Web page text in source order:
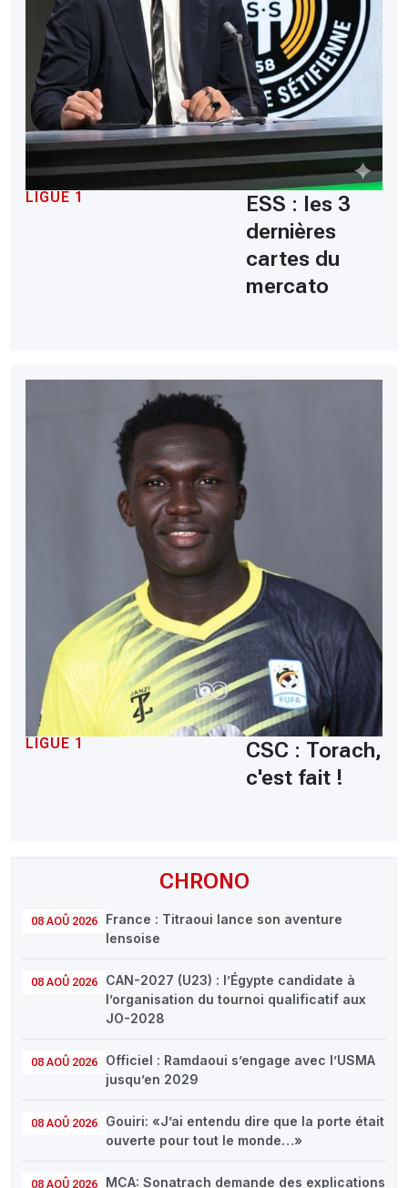
CHRONO
08 AOÛ 2026
France : Titraoui lance son aventure
lensoise
08 AOÛ 2026
CAN-2027 (U23) : l’Égypte candidate à
l’organisation du tournoi qualificatif aux
JO-2028
08 AOÛ 2026
Officiel : Ramdaoui s’engage avec l’USMA
jusqu’en 2029
08 AOÛ 2026
Gouiri: «J’ai entendu dire que la porte était
ouverte pour tout le monde…»
08 AOÛ 2026 MCA: Sonatrach demande des explications
LIGUE 1
ESS : les 3
dernières
cartes du
mercato
LIGUE 1
CSC : Torach,
c'est fait !